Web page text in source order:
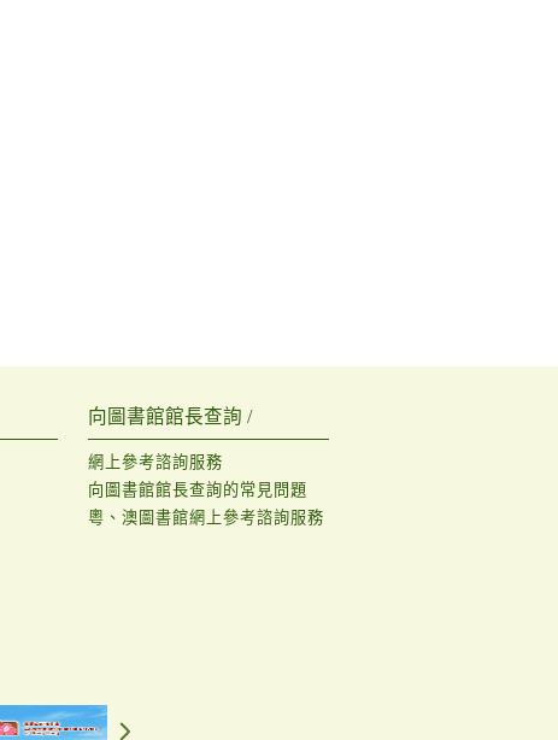
向圖書館館長查詢 /
網上參考諮詢服務
向圖書館館長查詢的常見問題
粵、澳圖書館網上參考諮詢服務